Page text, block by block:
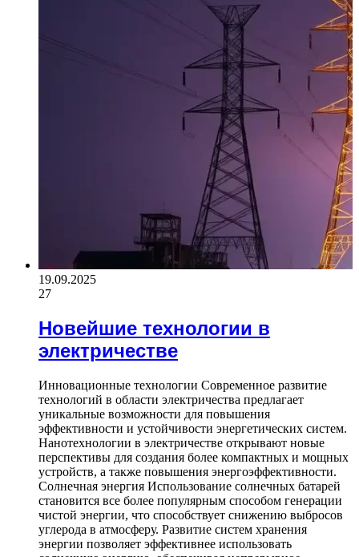
19.09.2025
27
Новейшие технологии в
электричестве
Инновационные технологии Современное развитие
технологий в области электричества предлагает
уникальные возможности для повышения
эффективности и устойчивости энергетических систем.
Нанотехнологии в электричестве открывают новые
перспективы для создания более компактных и мощных
устройств, а также повышения энергоэффективности.
Солнечная энергия Использование солнечных батарей
становится все более популярным способом генерации
чистой энергии, что способствует снижению выбросов
углерода в атмосферу. Развитие систем хранения
энергии позволяет эффективнее использовать